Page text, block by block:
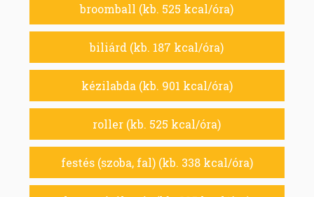
broomball (kb. 525 kcal/óra)
biliárd (kb. 187 kcal/óra)
kézilabda (kb. 901 kcal/óra)
roller (kb. 525 kcal/óra)
festés (szoba, fal) (kb. 338 kcal/óra)